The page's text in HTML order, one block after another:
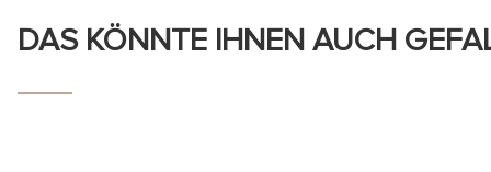
DAS KÖNNTE IHNEN AUCH